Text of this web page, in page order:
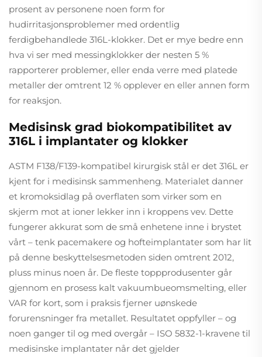
prosent av personene noen form for
hudirritasjonsproblemer med ordentlig
ferdigbehandlede 316L-klokker. Det er mye bedre enn
hva vi ser med messingklokker der nesten 5 %
rapporterer problemer, eller enda verre med platede
metaller der omtrent 12 % opplever en eller annen form
for reaksjon.
Medisinsk grad biokompatibilitet av
316L i implantater og klokker
ASTM F138/F139-kompatibel kirurgisk stål er det 316L er
kjent for i medisinsk sammenheng. Materialet danner
et kromoksidlag på overflaten som virker som en
skjerm mot at ioner lekker inn i kroppens vev. Dette
fungerer akkurat som de små enhetene inne i brystet
vårt – tenk pacemakere og hofteimplantater som har lit
på denne beskyttelsesmetoden siden omtrent 2012,
pluss minus noen år. De fleste toppprodusenter går
gjennom en prosess kalt vakuumbueomsmelting, eller
VAR for kort, som i praksis fjerner uønskede
forurensninger fra metallet. Resultatet oppfyller – og
noen ganger til og med overgår – ISO 5832-1-kravene til
medisinske implantater når det gjelder